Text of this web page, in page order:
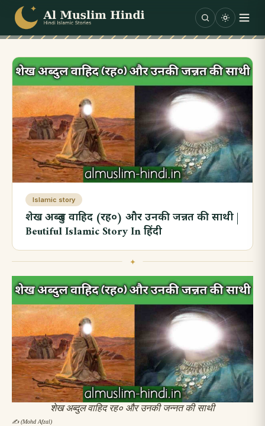
Skip to content
Islamic story
शेख अब्दुल वाहिद (रह०) और उनकी जन्नत की साथी |
Beutiful Islamic Story In हिंदी
शेख अब्दुल वाहिद रह० और उनकी जन्नत की साथी
✍️ (Mohd Afzal)